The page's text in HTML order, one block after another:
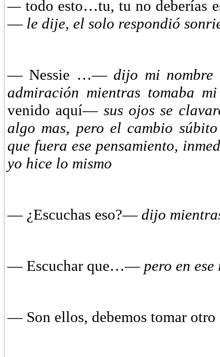
— todo esto…tu, tu no deberías
—le dije, el solo respondió
— Nessie …—dijo mi nombre
admiración mientras tomaba
venido aquí—sus ojos se
algo mas, pero el cambio
que fuera ese pensamiento,
yo hice lo mismo
— ¿Escuchas eso?—dijo
— Escuchar que…—pero en ese
— Son ellos, debemos tomar